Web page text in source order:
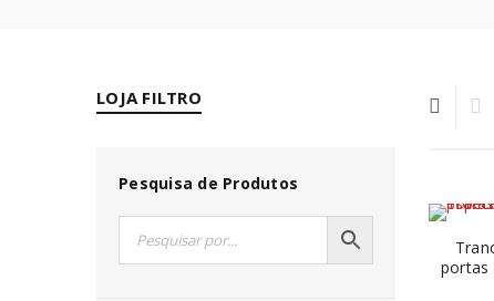
LOJA FILTRO
Pesquisa de Produtos
portas